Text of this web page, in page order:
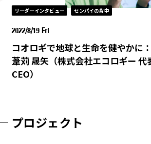
リーダーインタビュー センパイの背中
2022/8/19 Fri
コオロギで地球と生命を健やかに
葦苅 晟矢（株式会社エコロギー 代
CEO）
プロジェクト